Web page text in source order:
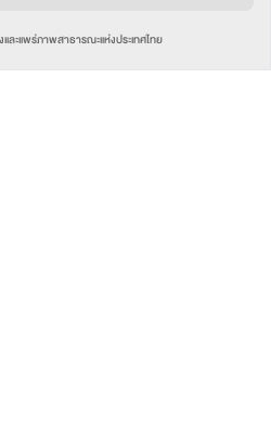
ละแพร่ภาพสาธารณะแห่งประเทศไทย